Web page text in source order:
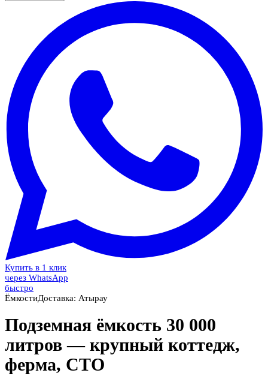
Купить в 1 клик
через WhatsApp
быстро
ЁмкостиДоставка: Атырау
Подземная ёмкость 30 000
литров — крупный коттедж,
ферма, СТО